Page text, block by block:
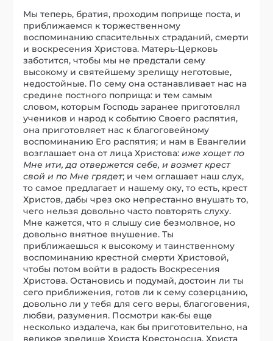
Мы теперь, братия, проходим поприще поста, и
приближаемся к торжественному
воспоминанию спасительных страданий, смерти
и воскресения Христова. Матерь-Церковь
заботится, чтобы мы не предстали сему
высокому и святейшему зрелищу неготовые,
недостойные. По сему она останавливает нас на
средине постного поприща: и тем самым
словом, которым Господь заранее приготовлял
учеников и народ к событию Своего распятия,
она приготовляет нас к благоговейному
воспоминанию Его распятия; и нам в Евангелии
возглашает она от лица Христова:иже хощет по
Мне ити, да отвержется себе, и возмет крест
свой и по Мне грядет; и чем оглашает наш слух,
то самое предлагает и нашему оку, то есть, крест
Христов, дабы чрез око непрестанно внушать то,
чего нельзя довольно часто повторять слуху.
Мне кажется, что я слышу сие безмолвное, но
довольно внятное внушение. Ты
приближаешься к высокому и таинственному
воспоминанию крестной смерти Христовой,
чтобы потом войти в радость Воскресения
Христова. Остановись и подумай, достоин ли ты
сего приближения, готов ли к сему созерцанию,
довольно ли у тебя для сего веры, благоговения,
любви, разумения. Посмотри как-бы еще
несколько издалеча, как бы приготовительно, на
великое зрелище Христа Крестоносца, Христа